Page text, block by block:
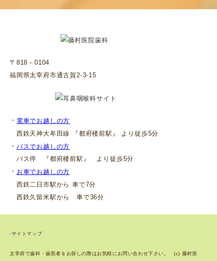
〒818－0104
福岡県太宰府市通古賀2-3-15
・ 電車でお越しの方
西鉄天神大牟田線 『都府楼前駅』 より徒歩5分
・ バスでお越しの方
バス停 『都府楼前駅』 より徒歩5分
・ お車でお越しの方
西鉄二日市駅から 車で7分
西鉄久留米駅から 車で36分
-サイトマップ
太宰府で歯科・歯医者をお探しの際はお気軽にお問い合わせ下さい。 (c) 藤村医